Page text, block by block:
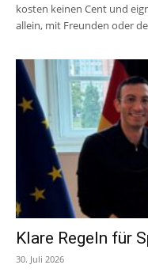
kosten keinen Cent und
allein, mit Freunden oder
Klare Regeln für
30. Juli 2026